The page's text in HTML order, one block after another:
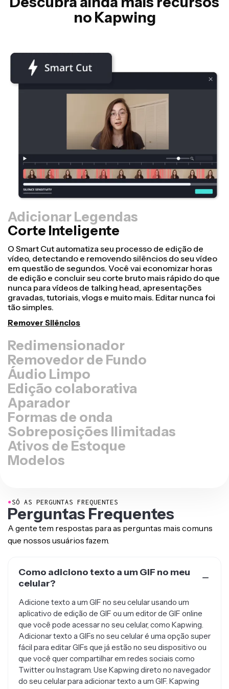
no Kapwing
Adicionar Legendas
Corte Inteligente
Redimensionador
Transforme vídeos mais rapidamente e deixe-os mais
profissionais com nosso recurso de
Redimensionamento de Tela! Em apenas alguns
cliques, você pode pegar um único vídeo e ajustá-lo
para o tamanho certo em qualquer outra plataforma,
seja para TikTok, Youtube, Instagram, Twitter, Linkedin
ou qualquer outro lugar.
Removedor de Fundo
Áudio Limpo
Edição colaborativa
Aparador
Formas de onda
Sobreposições Ilimitadas
Ativos de Estoque
Modelos
●SÓ AS PERGUNTAS FREQUENTES
Perguntas Frequentes
A gente tem respostas para as perguntas mais comuns
que nossos usuários fazem.
Como adiciono texto a um GIF no meu
celular?
Adicione texto a um GIF no seu celular usando um
aplicativo de edição de GIF ou um editor de GIF online
que você pode acessar no seu celular, como Kapwing.
Adicionar texto a GIFs no seu celular é uma opção super
fácil para editar GIFs que já estão no seu dispositivo ou
que você quer compartilhar em redes sociais como
Twitter ou Instagram. Use Kapwing direto no navegador
do seu celular para adicionar texto a um GIF. Kapwing